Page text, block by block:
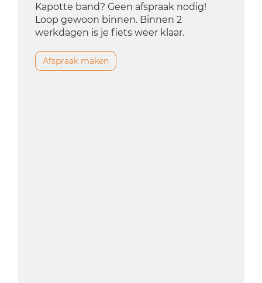
Kapotte band? Geen afspraak nodig!
Loop gewoon binnen. Binnen 2
werkdagen is je fiets weer klaar.
Afspraak maken